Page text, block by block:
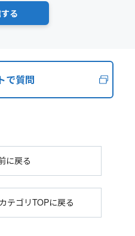
で質問
に戻る
テゴリTOPに戻る